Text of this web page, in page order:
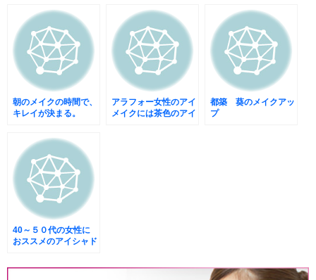
朝のメイクの時間で、
キレイが決まる。
アラフォー女性のアイ
メイクには茶色のアイ
都築 葵のメイクアッ
プ
40～５０代の女性に
おススメのアイシャド